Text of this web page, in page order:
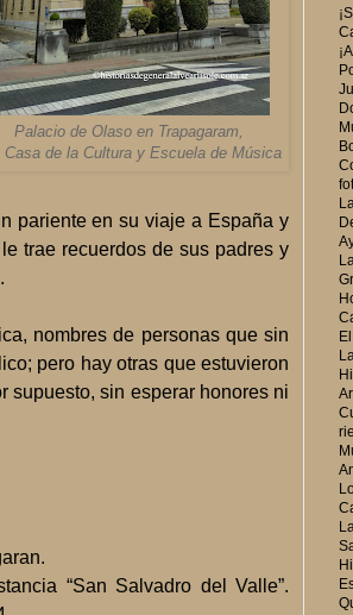
Palacio de Olaso en Trapagaram,
Casa de la Cultura y Escuela de Música
pariente en su viaje a España y
trae recuerdos de sus padres y
nombres de personas que sin
pero hay otras que estuvieron
supuesto, sin esperar honores ni
“San Salvadro del Valle”.